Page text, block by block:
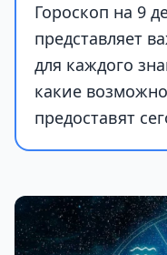
Гороскоп на 9
представляет
для каждого
какие
предоставят